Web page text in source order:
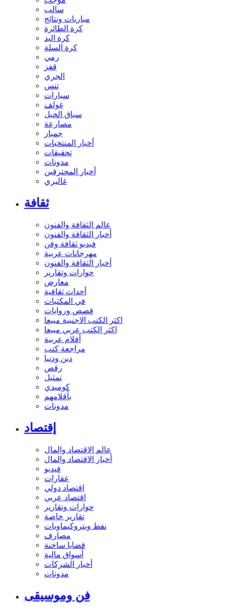
سالب
مباريات ونتائج
كرة الطائرة
كرة اليد
كرة السلة
رمي
قفز
الجري
تنس
سيارات
غولف
سباق الخيل
مصارعة
جمباز
أخبار المنتخبات
تحقيقات
مدونات
أخبار المحترفين
غاليري
ثقافة
عالم الثقافة والفنون
أخبار الثقافة والفنون
فيديو ثقافة وفن
مهرجانات عربية
أخبار الثقافة والفنون
حوارات وتقارير
معارض
أحداث ثقافية
في المكتبات
قصص وروايات
اكثر الكتب الاجنبية مبيعا
اكثر الكتب عربي مبيعا
أفلام عربية
مراجعة كتب
دين ودنيا
رقص
تمثيل
كوميدي
بأقلامهم
مدونات
إقتصاد
عالم الاقتصاد والمال
أخبار الاقتصاد والمال
فيديو
عقارات
اقتصاد دولي
اقتصاد عربي
حوارات وتقارير
تقارير خاصة
نفط وبتروكيماويات
مصارف
قضايا ساخنة
أسواق مالية
أخبار الشركات
مدونات
فن وموسيقى